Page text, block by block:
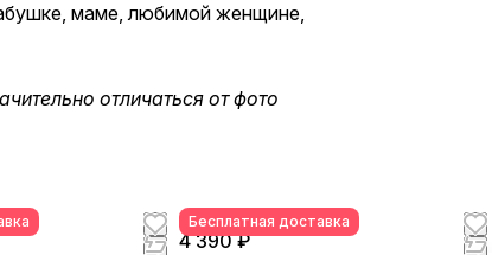
маме, любимой женщине,
отличаться от фото
Бесплатная доставка
4 390 ₽